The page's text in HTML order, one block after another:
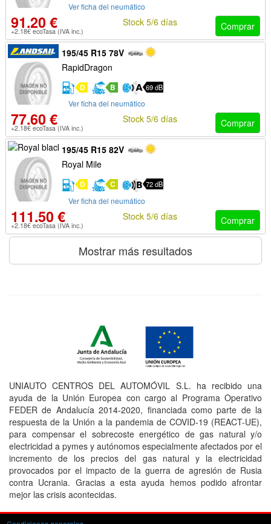
Ver ficha del neumático
91.20 €
+2.18€ ecoTasa (IVA inc.) Comprar
Stock 5/6 días
195/45 R15 78V
RapidDragon
D B 69 dB
Ver ficha del neumático
77.60 €
+2.18€ ecoTasa (IVA inc.) Comprar
Stock 5/6 días
195/45 R15 82V
Royal Mile
D C 72 dB
Ver ficha del neumático
111.50 €
+2.18€ ecoTasa (IVA inc.) Comprar
Stock 5/6 días
Mostrar más resultados
UNIAUTO CENTROS DEL AUTOMÓVIL S.L. ha recibido una
ayuda de la Unión Europea con cargo al Programa Operativo
FEDER de Andalucía 2014-2020, financiada como parte de la
respuesta de la Unión a la pandemia de COVID-19 (REACT-UE),
para compensar el sobrecoste energético de gas natural y/o
electricidad a pymes y autónomos especialmente afectados por el
incremento de los precios del gas natural y la electricidad
provocados por el impacto de la guerra de agresión de Rusia
contra Ucrania. Gracias a esta ayuda hemos podido afrontar
mejor las crisis acontecidas.